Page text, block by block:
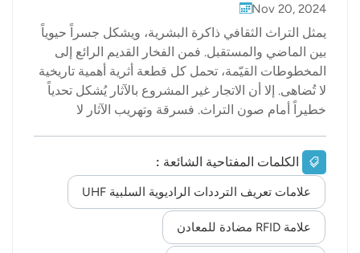
Nov 20, 2024
يمثل التراث الثقافي ذاكرة البشرية، ويشكل جسراً حيوياً
بين الماضي والمستقبل. فمن الفخار القديم الرائع إلى
المخطوطات القيّمة، تحمل كل قطعة أثرية أهمية تاريخية
لا تُضاهى. إلا أن الاتجار غير المشروع بالآثار يُشكل تحدياً
خطيراً أمام صون التراث. فسرقة وتهريب الآثار لا
التبادل الثقافي الدولي. ولذا، باتت حماية هذه الكنوز
ومكافحة التجارة غير المشروعة بها أولوية عالمية. في
عصر التطور التكنولوجي المتسارع، برزت تقنية تحديد
الهوية بموجات الراديو (RFID) كأداة واعدة في حماية
التراث. تنقل هذه التقنية البيانات عبر موجات الراديو،
وتتكون من بطاقات تعريفية وقارئات وأنظمة لإدارة
الكلمات المفتاحية الشائعة :
علامات تعريف الترددات الراديوية السلبية UHF
علامة RFID مضادة للمعادن